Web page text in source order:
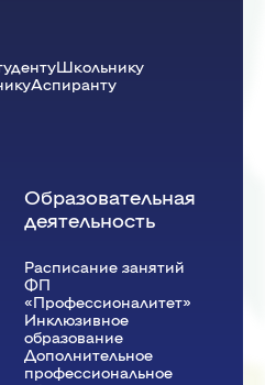
Школьнику
Аспиранту
Образовательная
деятельность
Расписание занятий
ФП
«Профессионалитет»
Инклюзивное
образование
Дополнительное
профессиональное